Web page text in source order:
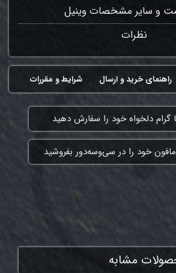
و سایر مشخصات وینیل
نظرات
شرایط و مقررات راهنمای خرید و ارسال
گرام دلخواه خود را سفارش دهید
خود را در سی‌وسه‌دور بفروشید
مشابه